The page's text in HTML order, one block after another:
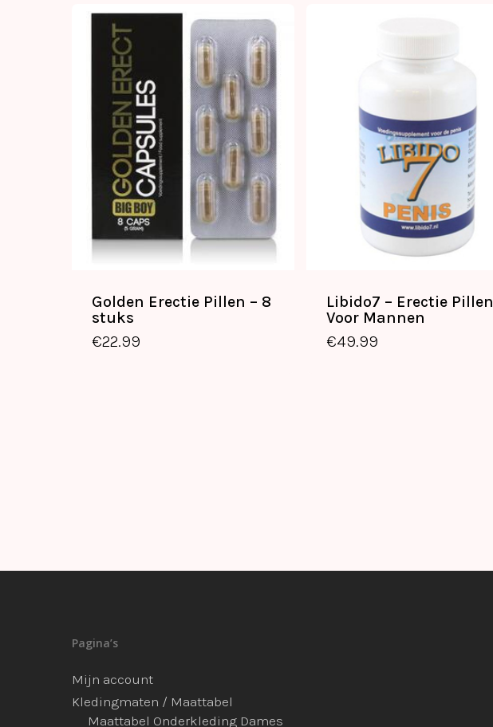
Golden Erectie Pillen – 8
stuks
€22.99
€22.99
Libido7 – Erectie Pillen
Voor Mannen
€49.99
€49.99
Pagina’s
Mijn account
Kledingmaten / Maattabel
Maattabel Onderkleding Dames